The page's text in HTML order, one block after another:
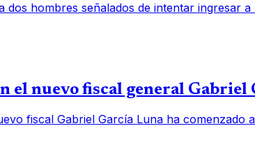
hombres señalados de intentar ingresar
el nuevo fiscal general Gabriel
fiscal Gabriel García Luna ha comenzado